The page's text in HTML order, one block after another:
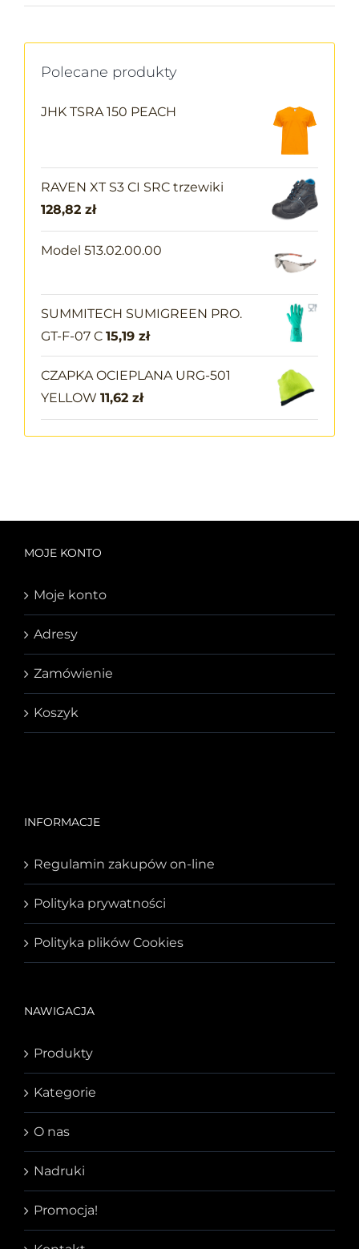
Polecane produkty
JHK TSRA 150 PEACH
RAVEN XT S3 CI SRC trzewiki
128,82 zł
Model 513.02.00.00
SUMMITECH SUMIGREEN PRO.
GT-F-07 C 15,19 zł
CZAPKA OCIEPLANA URG-501
YELLOW 11,62 zł
MOJE KONTO
Moje konto
Adresy
Zamówienie
Koszyk
INFORMACJE
Regulamin zakupów on-line
Polityka prywatności
Polityka plików Cookies
NAWIGACJA
Produkty
Kategorie
O nas
Nadruki
Promocja!